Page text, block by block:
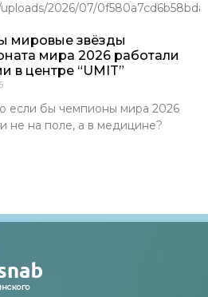
2026/07/
мировые звёзды
мира 2026 работали
в центре “UMIT”
бы чемпионы мира 2026
не на поле, а в медицине?